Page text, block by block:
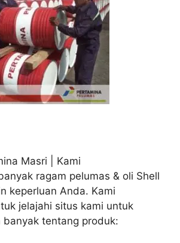
Masri | Kami
ragam pelumas & oli Shell
keperluan Anda. Kami
jelajahi situs kami untuk
banyak tentang produk: